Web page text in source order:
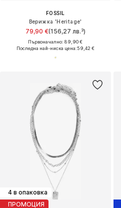
FOSSIL
Верижка 'Heritage'
79,90 €(156,27 лв.³)
Първоначално: 89,90 €
Последна най-ниска цена:59,42 €
4 в опаковка
ПРОМОЦИЯ